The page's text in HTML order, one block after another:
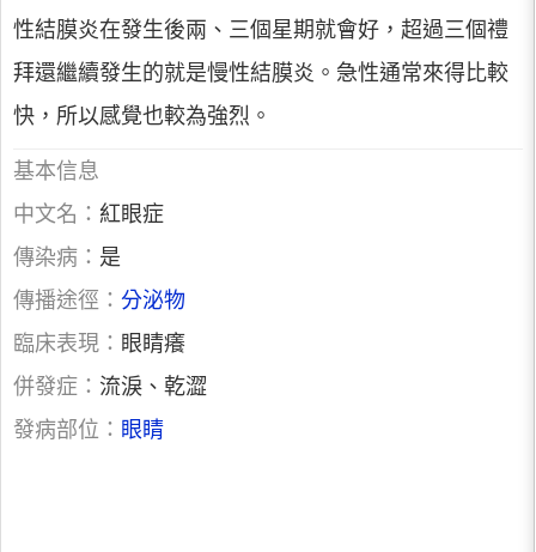
性結膜炎在發生後兩、三個星期就會好，超過三個禮
拜還繼續發生的就是慢性結膜炎。急性通常來得比較
快，所以感覺也較為強烈。
基本信息
中文名： 紅眼症
傳染病： 是
傳播途徑： 分泌物
臨床表現： 眼睛癢
併發症： 流淚、乾澀
發病部位： 眼睛